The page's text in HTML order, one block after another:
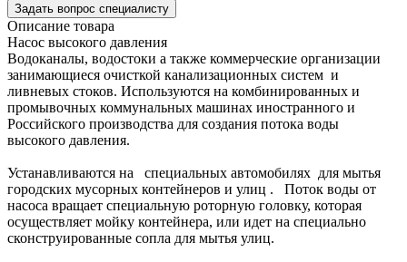
Задать вопрос специалисту
Описание товара
Насос высокого давления
Водоканалы, водостоки а также коммерческие организации
занимающиеся очисткой канализационных систем и
ливневых стоков. Используются на комбинированных и
промывочных коммунальных машинах иностранного и
Российского производства для создания потока воды
высокого давления.
Устанавливаются на специальных автомобилях для мытья
городских мусорных контейнеров и улиц . Поток воды от
насоса вращает специальную роторную головку, которая
осуществляет мойку контейнера, или идет на специально
сконструированные сопла для мытья улиц.